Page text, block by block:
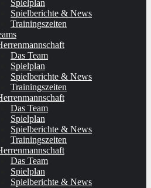
Spielplan
Spielberichte & News
Trainingszeiten
Das Team
Spielplan
Spielberichte & News
Trainingszeiten
Das Team
Spielplan
Spielberichte & News
Trainingszeiten
Das Team
Spielplan
Spielberichte & News